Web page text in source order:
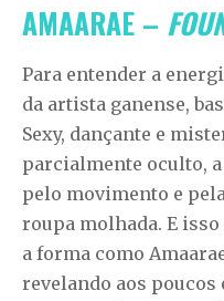
AMAARAE –
Para entender a
da artista ganense,
Sexy, dançante e
parcialmente oculto,
pelo movimento e
roupa molhada. E
a forma como
revelando aos poucos